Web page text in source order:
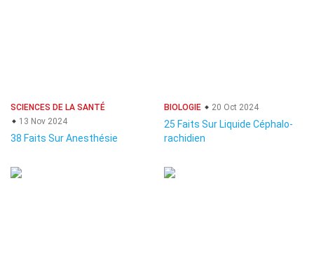
SCIENCES DE LA SANTÉ
13 Nov 2024
38 Faits Sur Anesthésie
BIOLOGIE 20 Oct 2024
25 Faits Sur Liquide Céphalo-
rachidien